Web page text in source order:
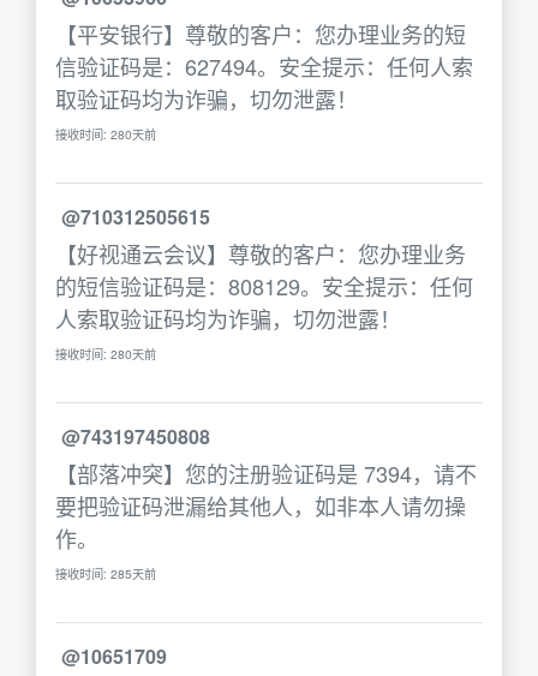
【平安银行】尊敬的客户：您办理业务的短
信验证码是：627494。安全提示：任何人索
取验证码均为诈骗，切勿泄露！
接收时间: 280天前
@710312505615
【好视通云会议】尊敬的客户：您办理业务
的短信验证码是：808129。安全提示：任何
人索取验证码均为诈骗，切勿泄露！
接收时间: 280天前
@743197450808
【部落冲突】您的注册验证码是 7394，请不
要把验证码泄漏给其他人，如非本人请勿操
作。
接收时间: 285天前
@10651709